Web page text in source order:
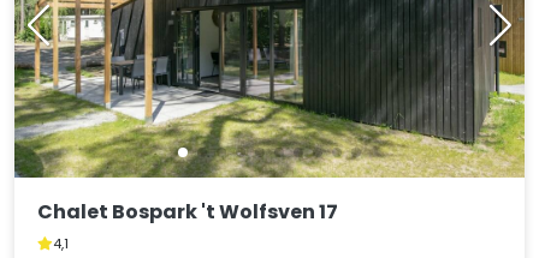
Chalet Bospark 't Wolfsven 17
4,1